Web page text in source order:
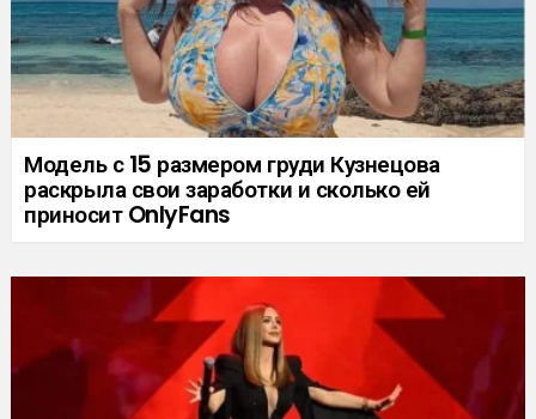
Модель с 15 размером груди Кузнецова
раскрыла свои заработки и сколько ей
приносит OnlyFans